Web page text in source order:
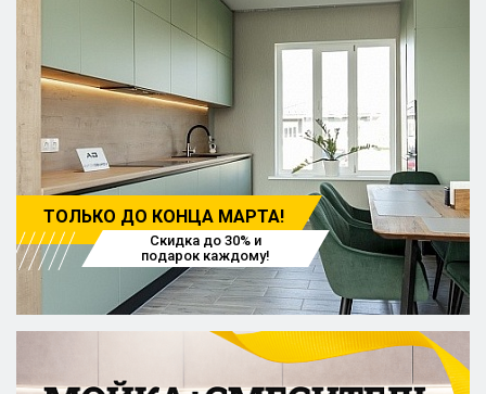
ТОЛЬКО ДО КОНЦА МАРТА!
Скидка до 30% и
подарок каждому!